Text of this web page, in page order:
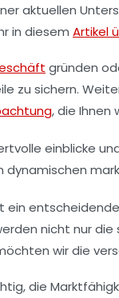
aktuellen
in diesem Artikel
gründen
zu sichern.
, die Ihnen
ein
nicht nur
wir die
die